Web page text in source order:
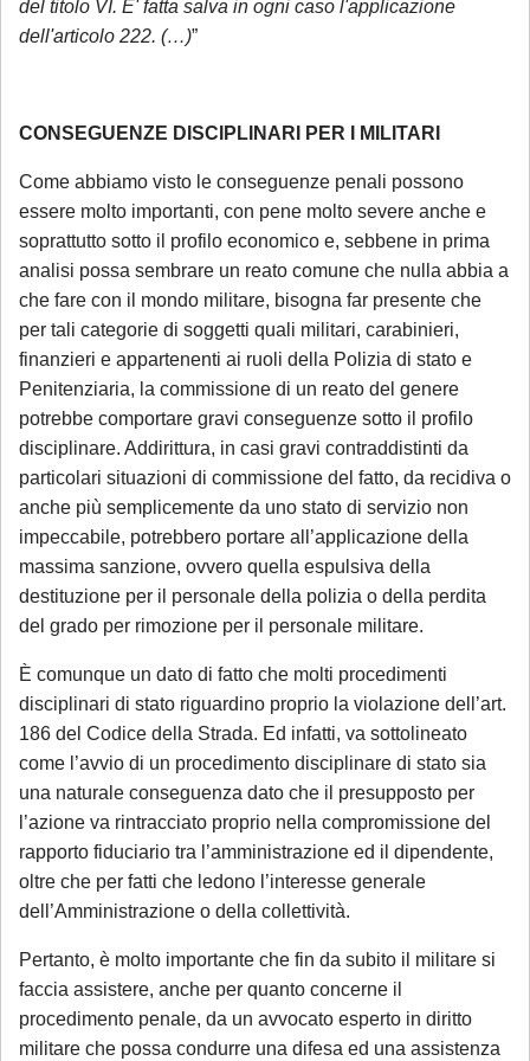
del titolo VI. E' fatta salva in ogni caso l'applicazione
dell'articolo 222. (…)”
CONSEGUENZE DISCIPLINARI PER I MILITARI
Come abbiamo visto le conseguenze penali possono
essere molto importanti, con pene molto severe anche e
soprattutto sotto il profilo economico e, sebbene in prima
analisi possa sembrare un reato comune che nulla abbia a
che fare con il mondo militare, bisogna far presente che
per tali categorie di soggetti quali militari, carabinieri,
finanzieri e appartenenti ai ruoli della Polizia di stato e
Penitenziaria, la commissione di un reato del genere
potrebbe comportare gravi conseguenze sotto il profilo
disciplinare. Addirittura, in casi gravi contraddistinti da
particolari situazioni di commissione del fatto, da recidiva o
anche più semplicemente da uno stato di servizio non
impeccabile, potrebbero portare all’applicazione della
massima sanzione, ovvero quella espulsiva della
destituzione per il personale della polizia o della perdita
del grado per rimozione per il personale militare.
È comunque un dato di fatto che molti procedimenti
disciplinari di stato riguardino proprio la violazione dell’art.
186 del Codice della Strada. Ed infatti, va sottolineato
come l’avvio di un procedimento disciplinare di stato sia
una naturale conseguenza dato che il presupposto per
l’azione va rintracciato proprio nella compromissione del
rapporto fiduciario tra l’amministrazione ed il dipendente,
oltre che per fatti che ledono l’interesse generale
dell’Amministrazione o della collettività.
Pertanto, è molto importante che fin da subito il militare si
faccia assistere, anche per quanto concerne il
procedimento penale, da un avvocato esperto in diritto
militare che possa condurre una difesa ed una assistenza
consulenza pervenuta in questo periodo
sarà gestita in videoconferenza a fronte di
che tale maggiorazione non comporta un
trattamento prioritario: l'appuntamento
sarà calendarizzato in base alla disponibilità
dei professionisti, in relazione all'urgenza
della questione posta. Se interessato, si
invita a mandare una mail con richiesta di
prenotazione.
Sarà comunque garantita assistenza
urgente esclusivamente per le seguenti
casistiche:
avviso di conclusione delle indagini ex
art. 415-bis c.p.p.;
ricorsi, memorie e osservazioni con
termine di scadenza ricadente nel
periodo di chiusura,solo se
comunicate tempestivamente alla
notifica;
Per tali casistiche La invitiamo a descrivere
dettagliatamente la situazione in una
email: la Sua richiesta sarà evasa
esclusivamente tramite email di riscontro
da parte dello Studio, che indicherà le
modalità di gestione.
Se è già cliente dello Studio, le richieste
non strettamente urgenti (aggiornamenti
sullo stato della pratica, quesiti generali,